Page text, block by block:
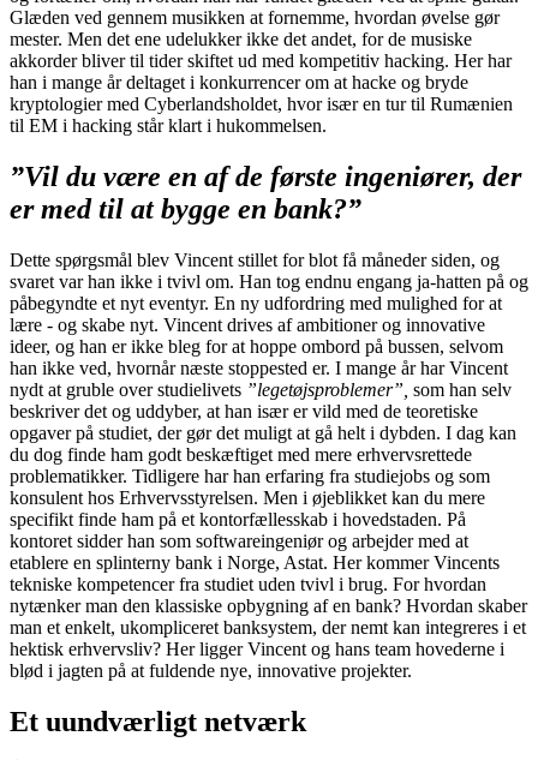
Glæden ved gennem musikken at fornemme, hvordan øvelse gør
mester. Men det ene udelukker ikke det andet, for de musiske
akkorder bliver til tider skiftet ud med kompetitiv hacking. Her har
han i mange år deltaget i konkurrencer om at hacke og bryde
kryptologier med Cyberlandsholdet, hvor især en tur til Rumænien
til EM i hacking står klart i hukommelsen.
”Vil du være en af de første ingeniører, der
er med til at bygge en bank?”
Dette spørgsmål blev Vincent stillet for blot få måneder siden, og
svaret var han ikke i tvivl om. Han tog endnu engang ja-hatten på og
påbegyndte et nyt eventyr. En ny udfordring med mulighed for at
lære - og skabe nyt. Vincent drives af ambitioner og innovative
ideer, og han er ikke bleg for at hoppe ombord på bussen, selvom
han ikke ved, hvornår næste stoppested er. I mange år har Vincent
nydt at gruble over studielivets ”legetøjsproblemer”, som han selv
beskriver det og uddyber, at han især er vild med de teoretiske
opgaver på studiet, der gør det muligt at gå helt i dybden. I dag kan
du dog finde ham godt beskæftiget med mere erhvervsrettede
problematikker. Tidligere har han erfaring fra studiejobs og som
konsulent hos Erhvervsstyrelsen. Men i øjeblikket kan du mere
specifikt finde ham på et kontorfællesskab i hovedstaden. På
kontoret sidder han som softwareingeniør og arbejder med at
etablere en splinterny bank i Norge, Astat. Her kommer Vincents
tekniske kompetencer fra studiet uden tvivl i brug. For hvordan
nytænker man den klassiske opbygning af en bank? Hvordan skaber
man et enkelt, ukompliceret banksystem, der nemt kan integreres i et
hektisk erhvervsliv? Her ligger Vincent og hans team hovederne i
blød i jagten på at fuldende nye, innovative projekter.
Et uundværligt netværk